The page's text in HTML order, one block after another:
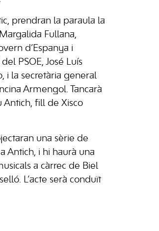
prendran la paraula la
Fullana,
d’Espanya i
PSOE, José Luís
i la secretària general
Armengol. Tancarà
Antich, fill de Xisco
una sèrie de
Antich, i hi haurà una
a càrrec de Biel
L’acte serà conduït